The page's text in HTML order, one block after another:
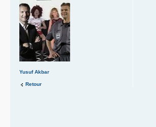
Yusuf Akbar
Retour